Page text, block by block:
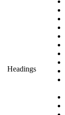
Headings